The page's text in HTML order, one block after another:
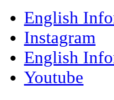
English
Instagram
English
Youtube